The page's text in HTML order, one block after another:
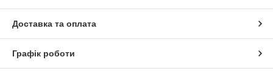
Доставка та оплата
Графік роботи